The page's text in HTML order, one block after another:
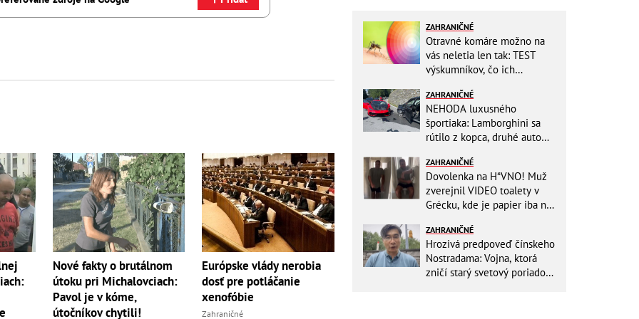
Nové fakty o brutálnom
útoku pri Michalovciach:
Pavol je v kóme,
útočníkov chytili!
Európske vlády nerobia
dosť pre potláčanie
xenofóbie
Zahraničné
ZAHRANIČNÉ
Otravné komáre možno na
vás neletia len tak: TEST
výskumníkov, čo ich
ZAHRANIČNÉ
NEHODA luxusného
športiaka: Lamborghini sa
rútilo z kopca, druhé auto
horšie
ZAHRANIČNÉ
Dovolenka na H*VNO! Muž
zverejnil VIDEO toalety v
Grécku, kde je papier iba na
do kuchyne
ZAHRANIČNÉ
Hrozivá predpoveď čínskeho
Nostradama: Vojna, ktorá
zničí starý svetový poriadok!